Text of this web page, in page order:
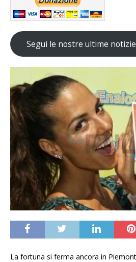
Segui le nostre ultime
La fortuna si ferma ancora in